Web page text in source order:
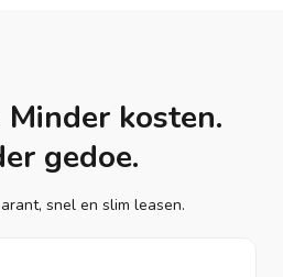
Minder kosten.
gedoe.
snel en slim leasen.